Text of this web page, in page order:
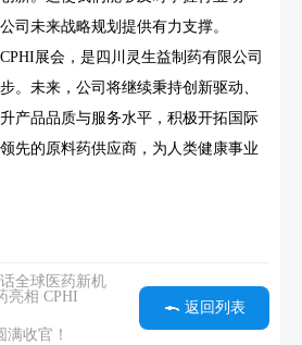
司未来战略规划提供有力支撑。
展会，是四川灵生益制药有限公司
。未来，公司将继续秉持创新驱动、
产品品质与服务水平，积极开拓国际
先的原料药供应商，为人类健康事业
全球医药新机
相 CPHI
收官！
返回列表